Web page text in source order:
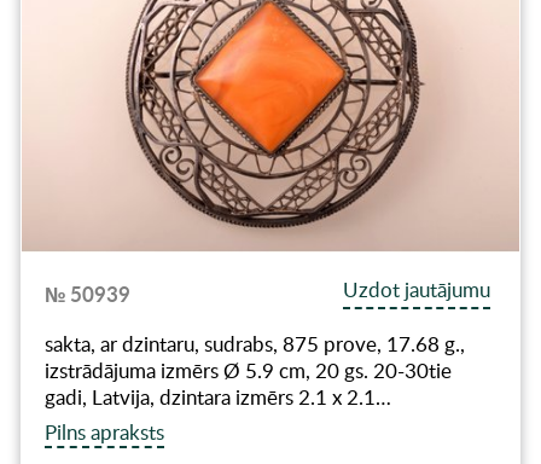
№ 50939
Uzdot jautājumu
sakta, ar dzintaru, sudrabs, 875 prove, 17.68 g.,
izstrādājuma izmērs Ø 5.9 cm, 20 gs. 20-30tie
gadi, Latvija, dzintara izmērs 2.1 x 2.1…
Pilns apraksts